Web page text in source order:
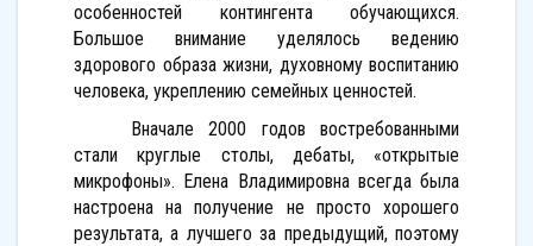
особенностей контингента обучающихся.
Большое внимание уделялось ведению
здорового образа жизни, духовному воспитанию
человека, укреплению семейных ценностей.
Вначале 2000 годов востребованными
стали круглые столы, дебаты, «открытые
микрофоны». Елена Владимировна всегда была
настроена на получение не просто хорошего
результата, а лучшего за предыдущий, поэтому